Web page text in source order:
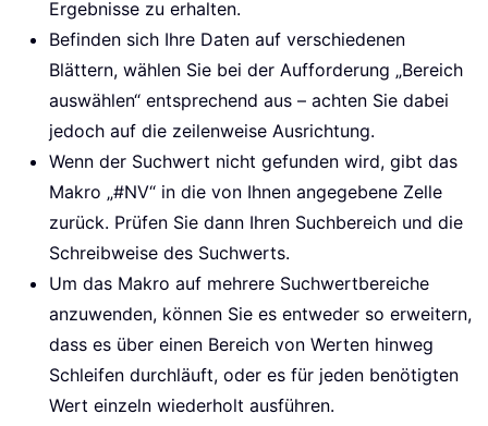
Ergebnisse zu erhalten.
Befinden sich Ihre Daten auf verschiedenen
Blättern, wählen Sie bei der Aufforderung „Bereich
auswählen“ entsprechend aus – achten Sie dabei
jedoch auf die zeilenweise Ausrichtung.
Wenn der Suchwert nicht gefunden wird, gibt das
Makro „#NV“ in die von Ihnen angegebene Zelle
zurück. Prüfen Sie dann Ihren Suchbereich und die
Schreibweise des Suchwerts.
Um das Makro auf mehrere Suchwertbereiche
anzuwenden, können Sie es entweder so erweitern,
dass es über einen Bereich von Werten hinweg
Schleifen durchläuft, oder es für jeden benötigten
Wert einzeln wiederholt ausführen.